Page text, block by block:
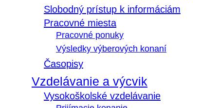
Slobodný prístup k informáciám
Pracovné miesta
Pracovné ponuky
Výsledky výberových konaní
Časopisy
Vzdelávanie a výcvik
Vysokoškolské vzdelávanie